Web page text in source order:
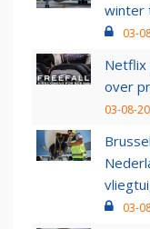
winter
03-
Netflix
over
03-08-
03-